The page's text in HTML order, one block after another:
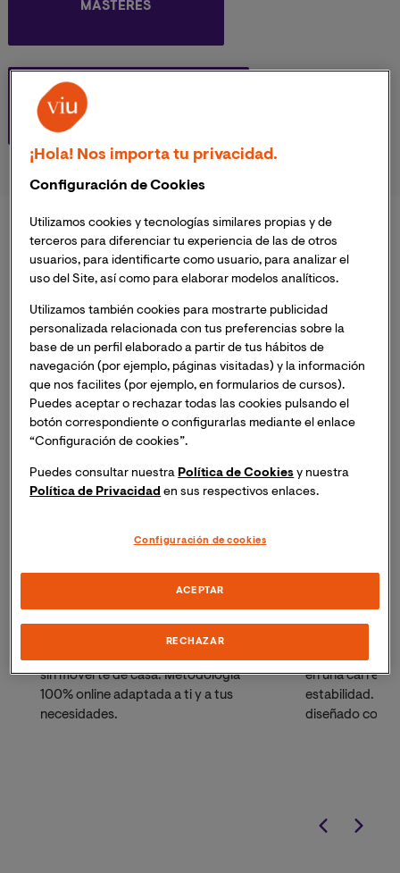
MÁSTERES
DOCTORADOS
Grados Universitarios
Grado en Psicología
sin moverte de casa. Metodología
100% online adaptada a ti y a tus
necesidades.
en una carrera
estabilidad.
diseñado
Ver todos los grados
¡Hola! Nos importa tu privacidad.
Configuración de Cookies
Utilizamos cookies y tecnologías similares propias y de
terceros para diferenciar tu experiencia de las de otros
usuarios, para identificarte como usuario, para analizar el
uso del Site, así como para elaborar modelos analíticos.
Utilizamos también cookies para mostrarte publicidad
personalizada relacionada con tus preferencias sobre la
base de un perfil elaborado a partir de tus hábitos de
navegación (por ejemplo, páginas visitadas) y la información
que nos facilites (por ejemplo, en formularios de cursos).
Puedes aceptar o rechazar todas las cookies pulsando el
botón correspondiente o configurarlas mediante el enlace
“Configuración de cookies”.
Puedes consultar nuestra Política de Cookies y nuestra
Política de Privacidad en sus respectivos enlaces.
Configuración de cookies
RECHAZAR
ACEPTAR